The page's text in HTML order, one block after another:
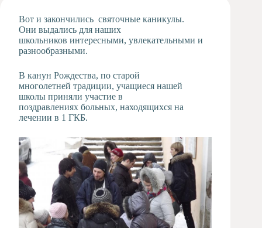
студия
Музыкальное
отделение
Служба
Тьюторская
служба
Вот и закончились святочные каникулы.
Они выдались для наших
школьников интересными, увлекательными и
разнообразными.
В канун Рождества, по старой
многолетней традиции, учащиеся нашей
школы приняли участие в
поздравлениях больных, находящихся на
лечении в 1 ГКБ.